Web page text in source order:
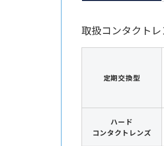
取扱コンタクトレ
定期交換型
ハード
コンタクトレンズ